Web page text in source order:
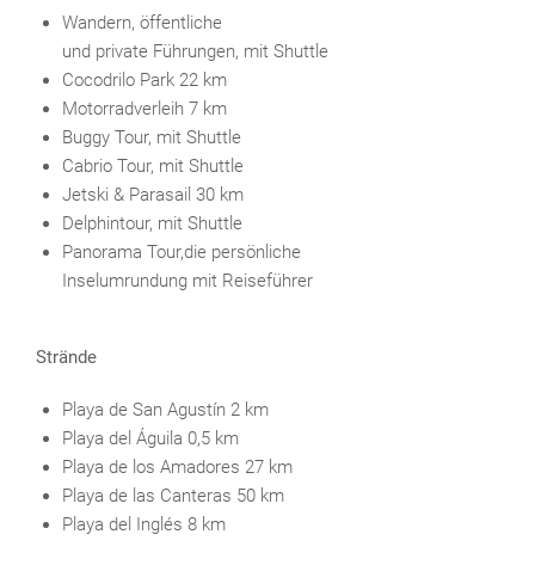
Wandern, öffentliche
und private Führungen, mit Shuttle
Cocodrilo Park 22 km
Motorradverleih 7 km
Buggy Tour, mit Shuttle
Cabrio Tour, mit Shuttle
Jetski & Parasail 30 km
Delphintour, mit Shuttle
Panorama Tour,die persönliche
Inselumrundung mit Reiseführer
Strände
Playa de San Agustín 2 km
Playa del Águila 0,5 km
Playa de los Amadores 27 km
Playa de las Canteras 50 km
Playa del Inglés 8 km